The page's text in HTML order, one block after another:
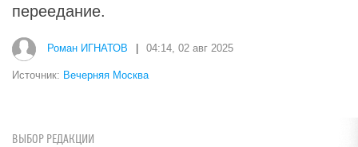
переедание.
Роман ИГНАТОВ 04:14, 02 авг 2025
Источник: Вечерняя Москва
ВЫБОР РЕДАКЦИИ